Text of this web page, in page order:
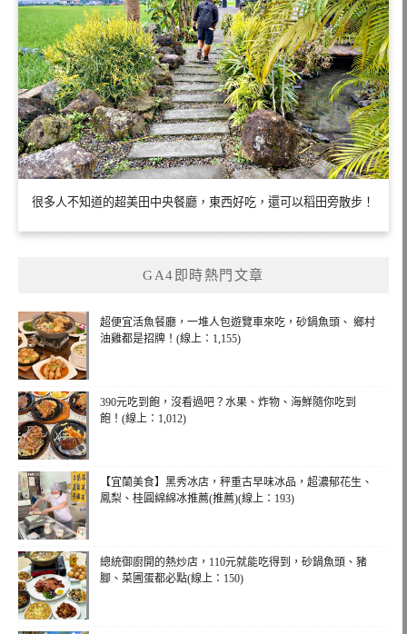
很多人不知道的超美田中央餐廳，東西好吃，還可以稻田旁散步！
GA4即時熱門文章
超便宜活魚餐廳，一堆人包遊覽車來吃，砂鍋魚頭、 鄉村
油雞都是招牌！(線上：1,155)
390元吃到飽，沒看過吧？水果、炸物、海鮮隨你吃到
飽！(線上：1,012)
【宜蘭美食】黑秀冰店，秤重古早味冰品，超濃郁花生、
鳳梨、桂圓綿綿冰推薦(推薦)(線上：193)
總統御廚開的熱炒店，110元就能吃得到，砂鍋魚頭、豬
腳、菜圃蛋都必點(線上：150)